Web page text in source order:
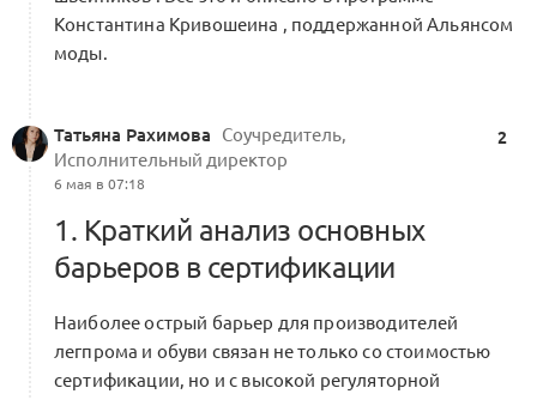
Встреча рабочей группы Альянса
Проект:
российской индустрии моды
на международные рынки
0 комментариев
Константина Кривошеина , поддержанной Альянсом
моды.
Татьяна Рахимова
Соучредитель,
Исполнительный директор
6 мая в 07:18
2
1. Краткий анализ основных
барьеров в сертификации
Наиболее острый барьер для производителей
легпрома и обуви связан не только со стоимостью
сертификации, но и с высокой регуляторной